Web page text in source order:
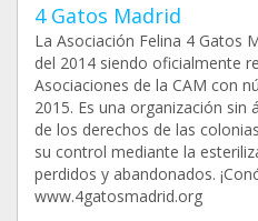
4 Gatos Madrid
La Asociación Felina 4 Gatos
del 2014 siendo oficialmente
Asociaciones de la CAM con
2015. Es una organización sin
de los derechos de las
su control mediante la
perdidos y abandonados.
www.4gatosmadrid.org